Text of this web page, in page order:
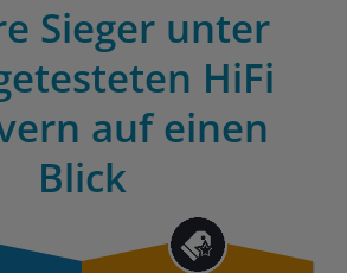
Sieger unter
HiFi
auf einen
Blick